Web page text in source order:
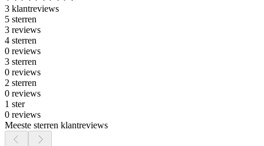
3 klantreviews
5 sterren
3 reviews
4 sterren
0 reviews
3 sterren
0 reviews
2 sterren
0 reviews
1 ster
0 reviews
Meeste sterren klantreviews